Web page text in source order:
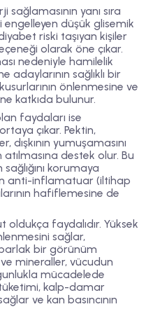
yanı sıra
engelleyen düşük glisemik
riski taşıyan kişiler
olarak öne çıkar.
nedeniyle hamilelik
adaylarının sağlıklı bir
önlenmesine ve
katkıda bulunur.
faydaları ise
çıkar. Pektin,
dışkının yumuşamasını
destek olur. Bu
korumaya
anti-inflamatuar (iltihap
hafiflemesine de
oldukça faydalıdır. Yüksek
sağlar,
parlak bir görünüm
mineraller, vücudun
mücadelede
kalp-damar
ve kan basıncının